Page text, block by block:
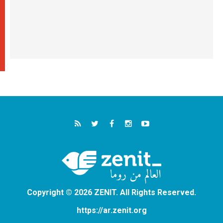
Copyright © 2026 ZENIT. All Rights Reserved.
https://ar.zenit.org